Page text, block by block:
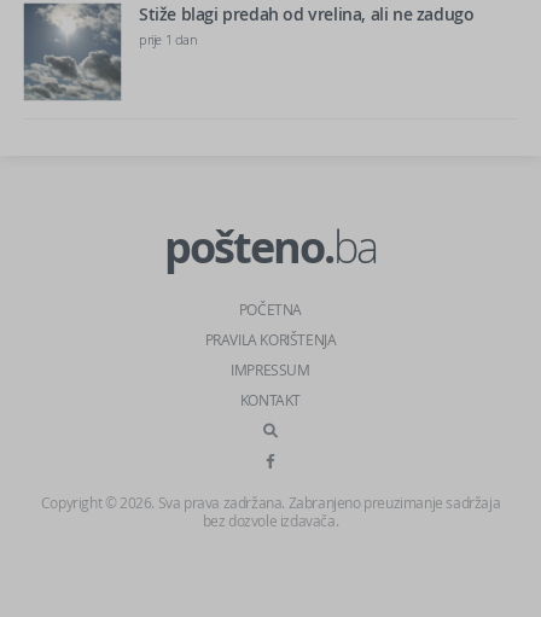
Stiže blagi predah od vrelina, ali ne zadugo
prije 1 dan
pošteno.ba
POČETNA
PRAVILA KORIŠTENJA
IMPRESSUM
KONTAKT
Copyright © 2026. Sva prava zadržana. Zabranjeno preuzimanje sadržaja
bez dozvole izdavača.